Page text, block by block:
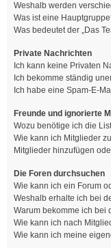
Weshalb werden
Was ist eine
Was bedeutet der „Das
Private Nachrichten
Ich kann keine Privaten
Ich bekomme ständig
Ich habe eine Spam-E-
Freunde und ignorierte
Wozu benötige ich die
Wie kann ich Mitglieder
Mitglieder hinzufügen
Die Foren durchsuchen
Wie kann ich ein Forum
Weshalb erhalte ich bei
Warum bekomme ich bei
Wie kann ich nach
Wie kann ich meine